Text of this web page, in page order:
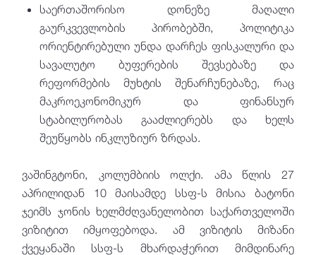
საერთაშორისო დონეზე მაღალი
გაურკვევლობის პირობებში, პოლიტიკა
ორიენტირებული უნდა დარჩეს ფისკალური და
სავალუტო ბუფერების შევსებაზე და
რეფორმების მუხტის შენარჩუნებაზე, რაც
მაკროეკონომიკურ და ფინანსურ
სტაბილურობას გააძლიერებს და ხელს
შეუწყობს ინკლუზიურ ზრდას.
ვაშინგტონი, კოლუმბიის ოლქი. ამა წლის 27
აპრილიდან 10 მაისამდე სსფ-ს მისია ბატონი
ჯეიმს ჯონის ხელმძღვანელობით საქართველოში
ვიზიტით იმყოფებოდა. ამ ვიზიტის მიზანი
ქვეყანაში სსფ-ს მხარდაჭერით მიმდინარე